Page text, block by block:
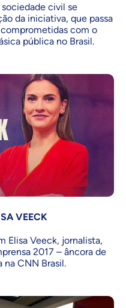
civil se
da iniciativa, que passa
com o
pública no Brasil.
VEECK
Elisa Veeck, jornalista,
2017 – âncora de
CNN Brasil.